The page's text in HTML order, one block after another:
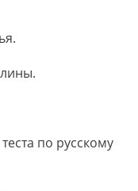
по русскому